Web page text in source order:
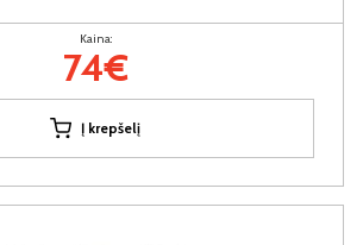
Kaina:
74€
Į krepšelį